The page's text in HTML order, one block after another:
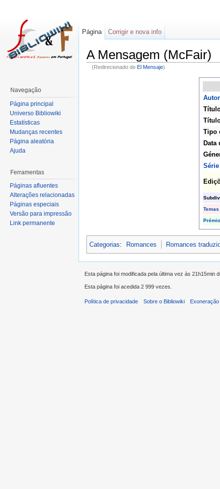
A Mensagem (McFair)
(Redirecionado de El Mensaje)
Tipo
Data
Série
Temas
Categorias: Romances Romances
Página Corrigir e nova info
Navegação
Página principal
Universo Bibliowiki
Estatísticas
Mudanças recentes
Página aleatória
Ajuda
Ferramentas
Páginas afluentes
Alterações relacionadas
Páginas especiais
Versão para impressão
Link permanente
Esta página foi modificada pela última vez às 21h15min
Esta página foi acedida 2 999 vezes.
Política de privacidade Sobre o Bibliowiki